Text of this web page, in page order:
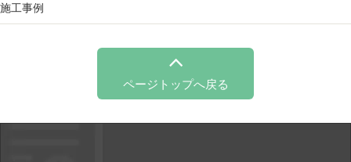
施工事例
ページトップへ戻る